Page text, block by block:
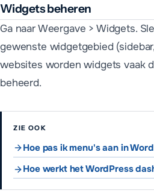
Widgets beheren
Ga naar Weergave > Widgets.
gewenste widgetgebied
websites worden widgets vaak
beheerd.
ZIE OOK
Hoe pas ik menu's aan in
Hoe werkt het WordPress